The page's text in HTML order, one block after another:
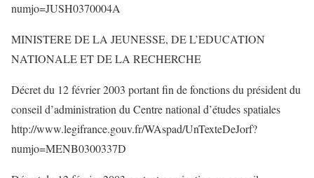
numjo=JUSH0370004A
MINISTERE DE LA JEUNESSE, DE L’EDUCATION
NATIONALE ET DE LA RECHERCHE
Décret du 12 février 2003 portant fin de fonctions du président du
conseil d’administration du Centre national d’études spatiales
http://www.legifrance.gouv.fr/WAspad/UnTexteDeJorf?
numjo=MENB0300337D